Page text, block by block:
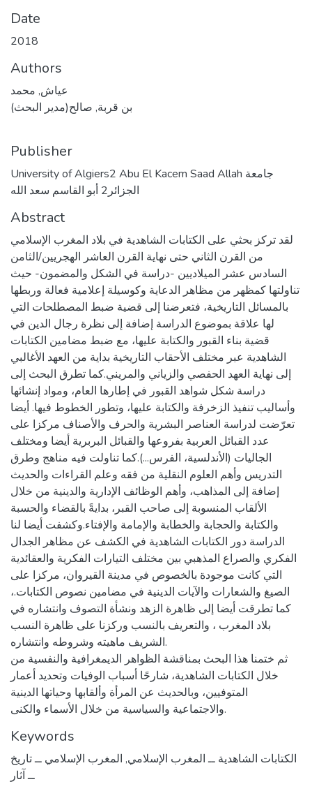
Date
2018
Authors
عياش, محمد
بن قربة, صالح(مدير البحث)
Publisher
University of Algiers2 Abu El Kacem Saad Allah جامعة
الجزائر2 أبو القاسم سعد الله
Abstract
لقد تركز بحثي على الكتابات الشاهدية في بلاد المغرب الإسلامي
من القرن الثاني حتى نهاية القرن العاشر الهجريين/الثامن
السادس عشر الميلاديين -دراسة في الشكل والمضمون- حيث
تناولتها كمظهر من مظاهر الدعاية وكوسيلة إعلامية فعالة وربطها
بالمسائل التاريخية، فتعرضنا إلى قضية ضبط المصطلحات التي
لها علاقة بموضوع الدراسة إضافة إلى نظرة رجال الدين في
قضية بناء القبور والكتابة عليها، مع ضبط مضامين الكتابات
الشاهدية عبر مختلف الأحقاب التاريخية بداية من العهد الأغالبي
إلى نهاية العهد الحفصي والزياني والمريني.كما تطرق البحث إلى
دراسة شكل شواهد القبور في إطارها العام، ومواد إنشائها
وأساليب تنفيذ الزخرفة والكتابة عليها، وتطور الخطوط فيها. أيضا
تعرّضت لدراسة العناصر البشرية والحرف والأصناف مركزا على
عدد القبائل العربية بفروعها والقبائل البربرية أيضا ومختلف
الجاليات (الأندلسية، الفرس...).كما تناولت فيه مناهج وطرق
التدريس وأهم العلوم النقلية من فقه وعلم القراءات والحديث
إضافة إلى المذاهب، وأهم الوظائف الإدارية والدينية من خلال
الألقاب المنسوبة إلى صاحب القبر، بدايةً بالقضاء والحسبة
والكتابة والحجابة والخطابة والإمامة والإفتاء.وكشفت أيضا لنا
الدراسة دور الكتابات الشاهدية في الكشف عن مظاهر الجدال
الفكري والصراع المذهبي بين مختلف التيارات الفكرية والعقائدية
التي كانت موجودة بالخصوص في مدينة القيروان، مركزا على
الصيغ والشعارات والآيات الدينية في مضامين نصوص الكتابات.،
كما تطرقت أيضا إلى ظاهرة الزهد ونشأة التصوف وانتشاره في
بلاد المغرب ، والتعريف بالنسب وركزنا على ظاهرة النسب
الشريف ماهيته وشروطه وانتشاره.
ثم ختمنا هذا البحث بمناقشة الظواهر الديمغرافية والنفسية من
خلال الكتابات الشاهدية، شارحًا أسباب الوفيات وتحديد أعمار
المتوفيين، وبالحديث عن المرأة وألقابها وحياتها الدينية
والاجتماعية والسياسية من خلال الأسماء والكنى.
Keywords
الكتابات الشاهدية ــ المغرب الإسلامي, المغرب الإسلامي ــ تاريخ
ــ آثار